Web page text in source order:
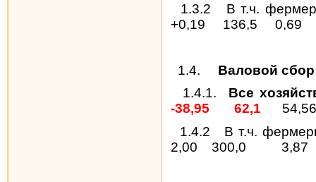
1.3.2
В т.ч.
+0,19
136,5 0,69
1.4.
Валовой сбор
1.4.1.
Все
-38,95
62,1
54,56
1.4.2
В т.ч.
2,00
300,0 3,87